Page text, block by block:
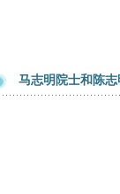
马志明院士和陈